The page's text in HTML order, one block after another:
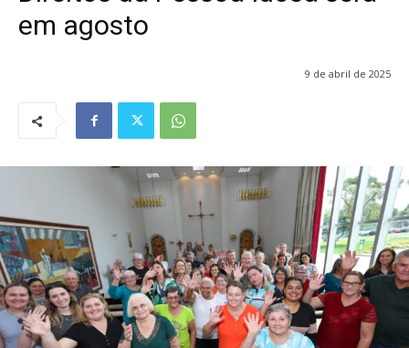
em agosto
9 de abril de 2025